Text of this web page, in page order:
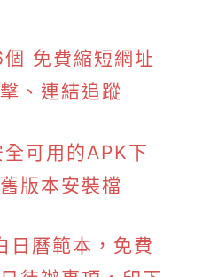
免費縮短網址
、連結追蹤
可用的APK下
版本安裝檔
曆範本，免費